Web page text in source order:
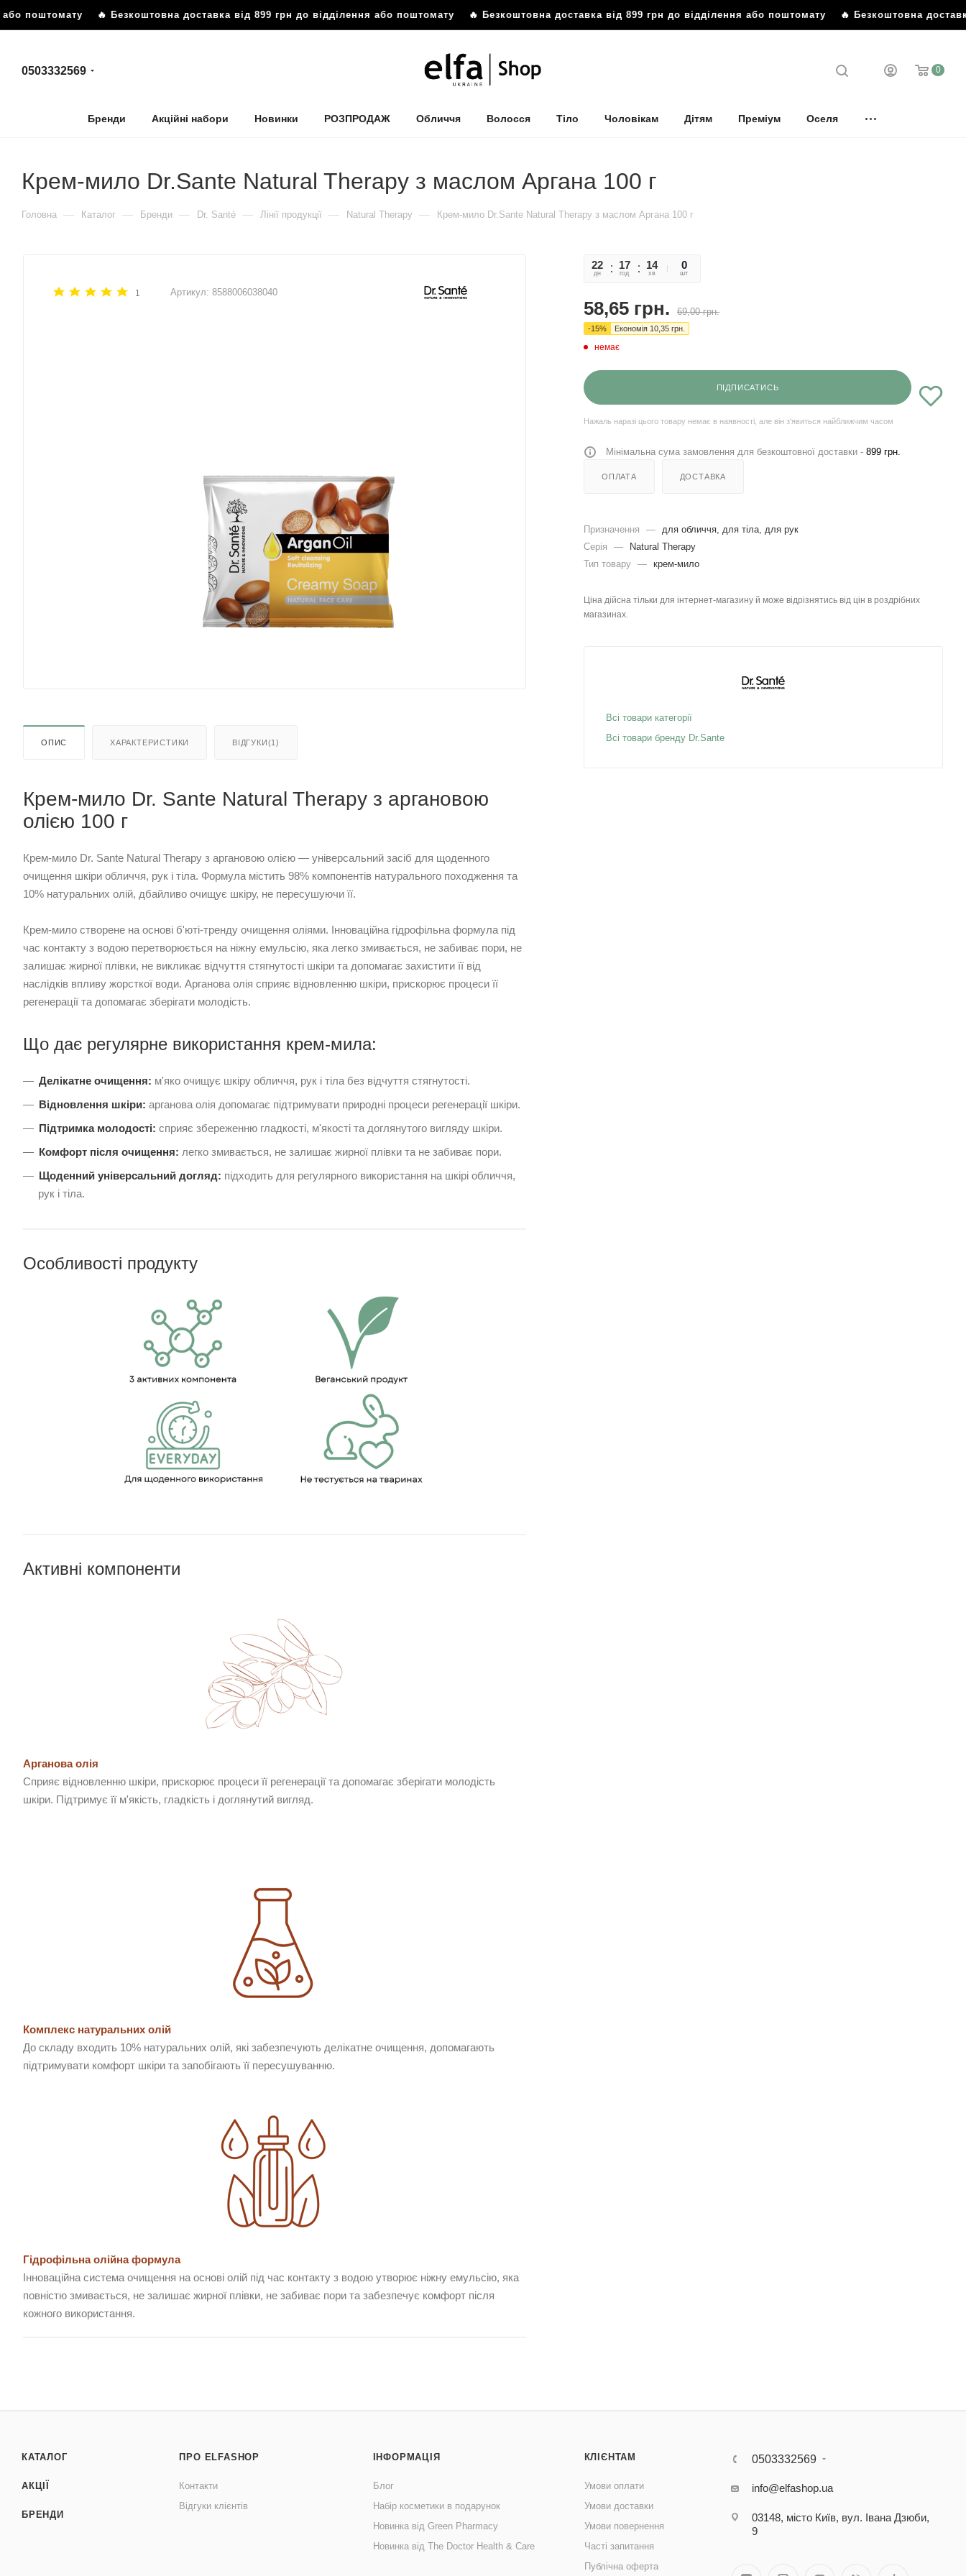
поштомату🔥 Безкоштовна доставка від 899 грн до відділення або поштомату🔥 Безкоштовна доставка від 899 грн до відділення або поштомату🔥 Безкоштовна доставка
0503332569 0
Бренди Акційні набори Новинки РОЗПРОДАЖ Обличчя Волосся Тіло Чоловікам Дітям Преміум Оселя
Крем-мило Dr.Sante Natural Therapy з маслом Аргана 100 г
Головна — Каталог — Бренди — Dr. Santé — Лінії продукції — Natural Therapy — Крем-мило Dr.Sante Natural Therapy з маслом Аргана 100 г
1 Артикул: 8588006038040
ОПИС ХАРАКТЕРИСТИКИ ВІДГУКИ(1)
Крем-мило Dr. Sante Natural Therapy з аргановою
олією 100 г
Крем-мило Dr. Sante Natural Therapy з аргановою олією — універсальний засіб для щоденного
очищення шкіри обличчя, рук і тіла. Формула містить 98% компонентів натурального походження та
10% натуральних олій, дбайливо очищує шкіру, не пересушуючи її.
Крем-мило створене на основі б'юті-тренду очищення оліями. Інноваційна гідрофільна формула під
час контакту з водою перетворюється на ніжну емульсію, яка легко змивається, не забиває пори, не
залишає жирної плівки, не викликає відчуття стягнутості шкіри та допомагає захистити її від
наслідків впливу жорсткої води. Арганова олія сприяє відновленню шкіри, прискорює процеси її
регенерації та допомагає зберігати молодість.
Що дає регулярне використання крем-мила:
Делікатне очищення: м'яко очищує шкіру обличчя, рук і тіла без відчуття стягнутості.
Відновлення шкіри: арганова олія допомагає підтримувати природні процеси регенерації шкіри.
Підтримка молодості: сприяє збереженню гладкості, м'якості та доглянутого вигляду шкіри.
Комфорт після очищення: легко змивається, не залишає жирної плівки та не забиває пори.
Щоденний універсальний догляд: підходить для регулярного використання на шкірі обличчя,
рук і тіла.
Особливості продукту
Активні компоненти
Арганова олія
Сприяє відновленню шкіри, прискорює процеси її регенерації та допомагає зберігати молодість
шкіри. Підтримує її м'якість, гладкість і доглянутий вигляд.
Комплекс натуральних олій
До складу входить 10% натуральних олій, які забезпечують делікатне очищення, допомагають
підтримувати комфорт шкіри та запобігають її пересушуванню.
Гідрофільна олійна формула
Інноваційна система очищення на основі олій під час контакту з водою утворює ніжну емульсію, яка
повністю змивається, не залишає жирної плівки, не забиває пори та забезпечує комфорт після
кожного використання.
22
дн
17
год
14
хв
28
сек
0
шт
58,65 грн. 69,00грн.
-15% Економія 10,35 грн.
немає
ПІДПИСАТИСЬ
Нажаль наразі цього товару немає в наявності, але він з'явиться найближчим часом
Мінімальна сума замовлення для безкоштовної доставки - 899 грн.
ОПЛАТА ДОСТАВКА
Призначення —
для обличчя, для тіла, для рук
Серія
—
Natural Therapy
Тип товару — крем-мило
Ціна дійсна тільки для інтернет-магазину й може відрізнятись від цін в роздрібних
магазинах.
Всі товари категорії
Всі товари бренду Dr.Sante
КАТАЛОГ
АКЦІЇ
БРЕНДИ
ПРО ELFASHOP
Контакти
Відгуки клієнтів
ІНФОРМАЦІЯ
Блог
Набір косметики в подарунок
Новинка від Green Pharmacy
Новинка від The Doctor Health & Care
КЛІЄНТАМ
Умови оплати
Умови доставки
Умови повернення
Часті запитання
Публічна оферта
0503332569
info@elfashop.ua
03148, місто Київ, вул. Івана Дзюби,
9